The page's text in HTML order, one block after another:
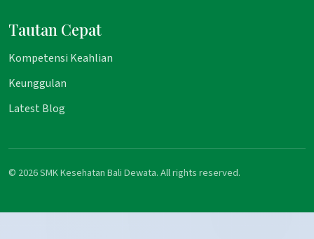
Tautan Cepat
Kompetensi Keahlian
Keunggulan
Latest Blog
© 2026 SMK Kesehatan Bali Dewata. All rights reserved.